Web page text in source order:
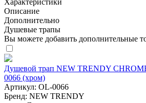
Описание
Дополнительно
Душевые трапы
Вы можете добавить дополнительные
Душевой трап NEW TRENDY
0066 (хром)
Артикул: OL-0066
Бренд: NEW TRENDY